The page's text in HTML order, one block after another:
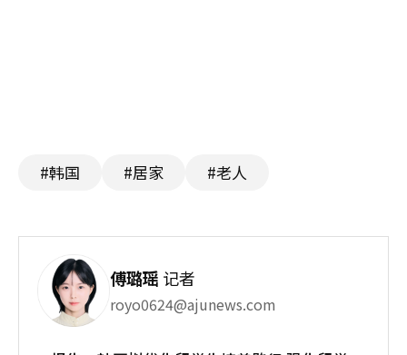
#韩国 #居家 #老人
傅璐瑶 记者
royo0624@ajunews.com